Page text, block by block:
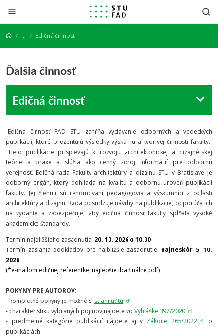
Prejsť na obsah
... Edičná činnosť
Ďalšia činnosť
Edičná činnosť
Edičná činnosť FAD STU zahŕňa vydávanie odborných a vedeckých
publikácií, ktoré prezentujú výsledky výskumu a tvorivej činnosti fakulty.
Tieto publikácie prispievajú k rozvoju architektonickej a dizajnérskej
teórie a praxe a slúžia ako cenný zdroj informácií pre odbornú
verejnosť. Edičná rada Fakulty architektúry a dizajnu STU v Bratislave je
odborný orgán, ktorý dohliada na kvalitu a odbornú úroveň publikácií
fakulty. Jej členmi sú renomovaní pedagógovia a výskumníci z oblasti
architektúry a dizajnu. Rada posudzuje návrhy na publikácie, odporúča ich
na vydanie a zabezpečuje, aby edičná činnosť fakulty spĺňala vysoké
akademické štandardy.
Termín najbližšieho zasadnutia: 20. 10. 2026 o 10.00
Termín zaslania podkladov pre najbližšie zasadnutie: najneskôr 5. 10.
2026
(*e-mailom edičnej referentke, najlepšie iba finálne pdf)
POKYNY PRE AUTOROV:
- kompletné pokyny je možné si stiahnuť tu
- charakteristiku vybraných pojmov nájdete vo Vyhláške 397/2020
- predmetné kategórie publikácií nájdete aj v Zákone 265/2022
o
publikáciách